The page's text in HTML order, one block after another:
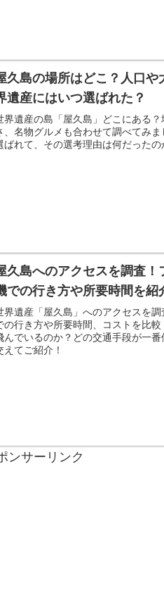
久島の場所はどこ？人口
遺産にはいつ選ばれた？
界遺産の島「屋久島」どこにある
、名物グルメも合わせて調べてみ
ばれて、その選考理由は何だったの
久島へのアクセスを調査
での行き方や所要時間を紹
界遺産「屋久島」へのアクセスを
の行き方や所要時間、コストを比
んでいるのか？どの交通手段が一
えてご紹介！
ンサーリンク